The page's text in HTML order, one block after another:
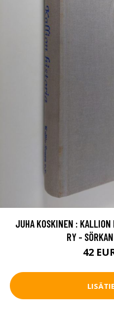
JUHA KOSKINEN :
RY -
42